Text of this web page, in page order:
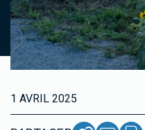
1 AVRIL 2025